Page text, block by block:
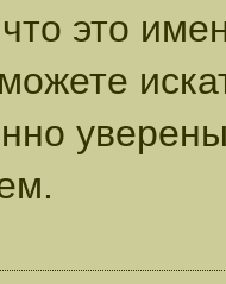
это